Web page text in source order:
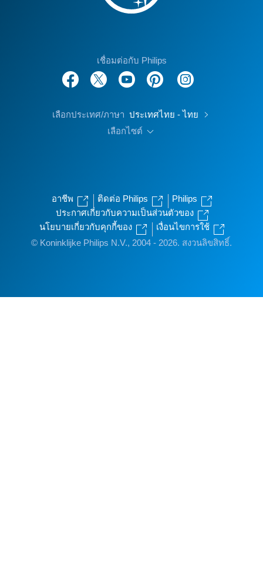
เชื่อมต่อกับ Philips
เลือกประเทศ/ภาษา ประเทศไทย - ไทย
เลือกไซต์
อาชีพ ติดต่อ Philips
Philips
ประกาศเกี่ยวกับความเป็นส่วนตัวของ
นโยบายเกี่ยวกับคุกกี้ของ
เงื่อนไขการใช้
© Koninklijke Philips N.V., 2004 - 2026. สงวนลิขสิทธิ์.